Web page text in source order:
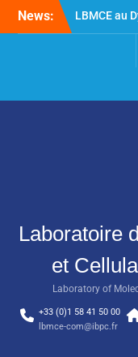
News:
LBMCE au
Symposium
LBMCE au
Nouvelle
l’équipe
Laboratoire
et
Laboratory of
+33 (0)1 58 41 50 00
lbmce-com@ibpc.fr